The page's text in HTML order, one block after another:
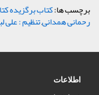
برچسب ها:کتاب برگزیده
رحمانی همدانی,تنظیم : علی
اطلاعات